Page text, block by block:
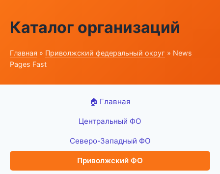
Каталог организаций
Главная » Приволжский федеральный округ » News
Pages Fast
🏠 Главная
Центральный ФО
Северо-Западный ФО
Приволжский ФО